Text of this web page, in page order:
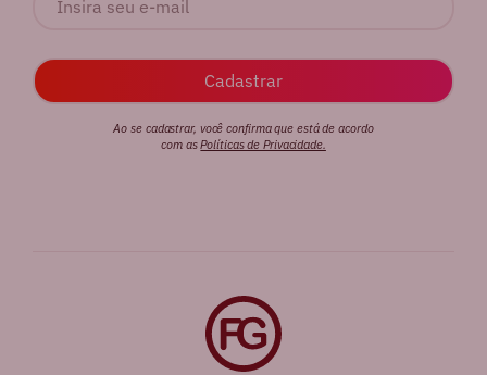
Ao se cadastrar, você confirma que está de acordo
com asPolíticas de Privacidade.